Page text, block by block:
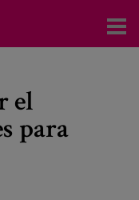
el
para